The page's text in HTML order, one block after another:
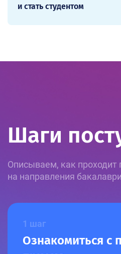
и стать студентом
Шаги
Описываем, как проходит
на направления
1 шаг
Ознакомиться с